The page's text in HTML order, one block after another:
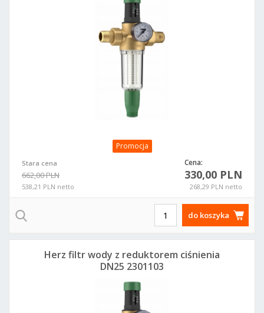
Promocja
Stara cena
662,00 PLN
538,21 PLN netto
Cena:
330,00 PLN
268,29 PLN netto
do koszyka
Herz filtr wody z reduktorem ciśnienia
DN25 2301103